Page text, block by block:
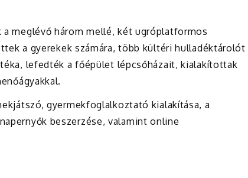
meglévő három mellé, két ugróplatformos
a gyerekek számára, több kültéri hulladéktárolót
lefedték a főépület lépcsőházait, kialakítottak
gyermekfoglalkoztató kialakítása, a
beszerzése, valamint online